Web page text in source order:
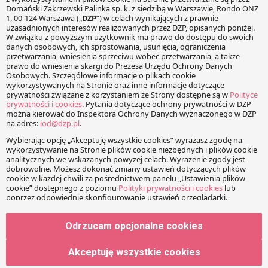
Facebook Share on X LinkedIn
WhatsApp Email Copy Link
PRZECZYTAJ RÓWNIEŻ:
Pierwsza decyzja UOKIK o
wykorzystaniu przewagi
Sejm przyjął ustawę o
konsumenckiej pożyczce
Zmiany w sprzedaży przez
Odrzucam opcjonalne cookies
Akceptuję wszystkie cookies